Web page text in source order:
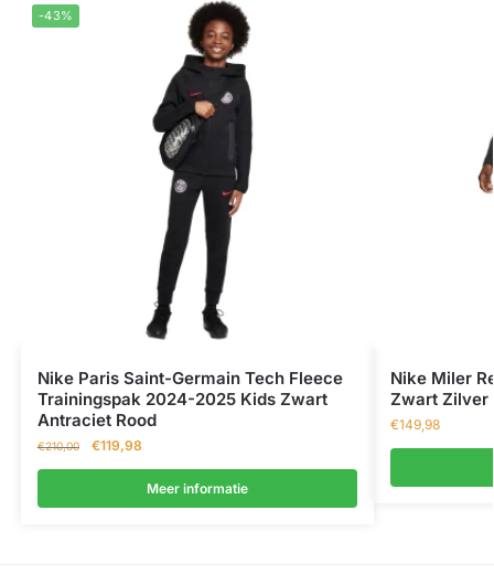
-43%
Nike Paris Saint-Germain Tech Fleece
Trainingspak 2024-2025 Kids Zwart
Antraciet Rood
€210,00 €119,98
Meer informatie
Nike Miler
Zwart Zilver
€149,98